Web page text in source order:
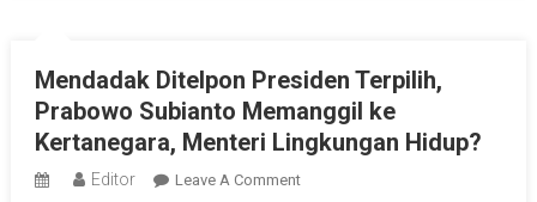
Mendadak Ditelpon Presiden Terpilih,
Prabowo Subianto Memanggil ke
Kertanegara, Menteri Lingkungan Hidup?
Editor Leave A CommentOn